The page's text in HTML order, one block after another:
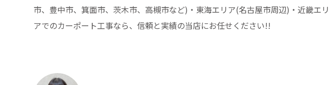
市、豊中市、箕面市、茨木市、高槻市など)・東海エリア(名古屋市周辺)・近畿エリ
アでのカーポート工事なら、信頼と実績の当店にお任せください!!